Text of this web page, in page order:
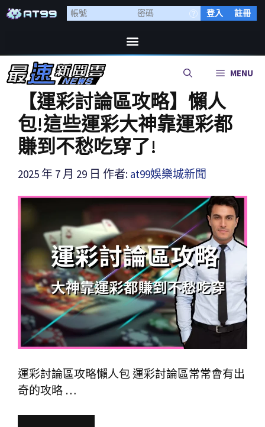
登入 註冊
MENU
【運彩討論區攻略】懶人
包!這些運彩大神靠運彩都
賺到不愁吃穿了!
2025 年 7 月 29 日 作者: at99娛樂城新聞
運彩討論區攻略懶人包 運彩討論區常常會有出
奇的攻略 …